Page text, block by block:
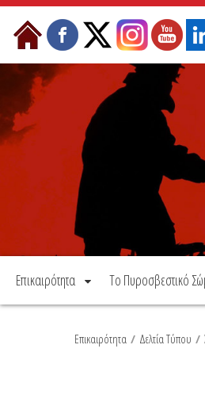
Μετάβαση στο περιεχόμενο
Επικαιρότητα Το Πυροσβεστικό
Επικαιρότητα / Δελτία Τύπου /